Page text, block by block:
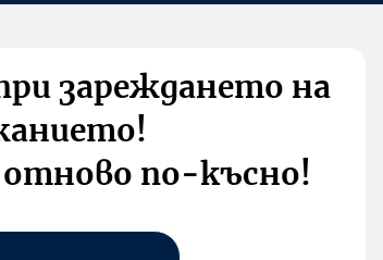
зареждането на
по-късно!